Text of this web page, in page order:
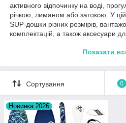
активного відпочинку на воді,
річкою, лиманом або затокою. У цій
SUP-дошки різних розмірів,
комплектацій, а також аксесуари
Для першої покупки зручно
від моделі. Якщо частина
підібрати окрему SUP-дошку або
плавник, страхувальний лиш,
комплект для ремонту.
Показати
Сортування 0
Новинка 2026